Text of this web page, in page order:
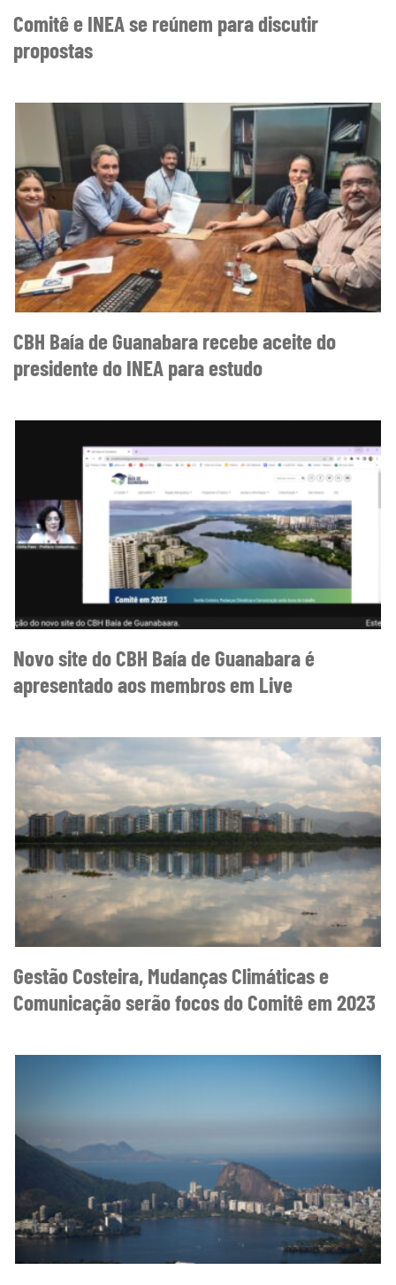
Comitê e INEA se reúnem para discutir
propostas
CBH Baía de Guanabara recebe aceite do
presidente do INEA para estudo
Novo site do CBH Baía de Guanabara é
apresentado aos membros em Live
Gestão Costeira, Mudanças Climáticas e
Comunicação serão focos do Comitê em 2023